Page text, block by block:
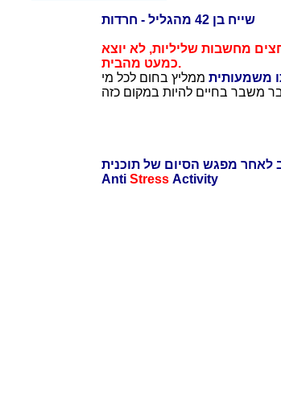
שייח בן 42 מהגליל - חרדות
מחשבות שליליות, לא יוצא
כמעט מהבית.
משמעותית ממליץ בחום לכל מי
Anti StressActivity